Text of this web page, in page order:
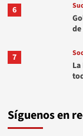
6
7
Síguenos en